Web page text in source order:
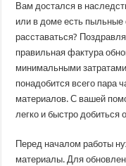
Вам достался в
или в доме есть
расставаться?
правильная фактура
минимальными
понадобится всего пара
материалов. С вашей
легко и быстро добиться
Перед началом работы
материалы. Для